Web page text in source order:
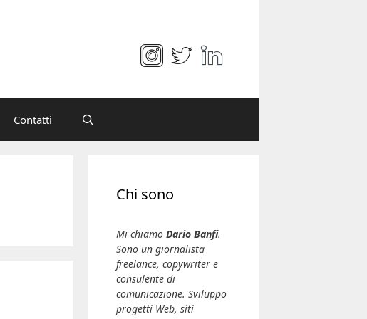
Contatti
Chi sono
Mi chiamo Dario Banfi.
Sono un giornalista
freelance, copywriter e
consulente di
comunicazione. Sviluppo
progetti Web, siti